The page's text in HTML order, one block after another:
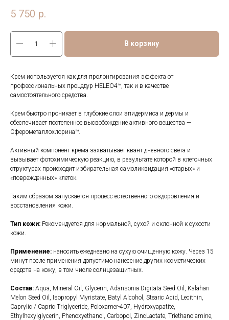
5 750 р.
В корзину
Крем используется как для пролонгирования эффекта от
профессиональных процедур HELEO4™, так и в качестве
самостоятельного средства.
Крем быстро проникает в глубокие слои эпидермиса и дермы и
обеспечивает постепенное высвобождение активного вещества —
Сферометаллохлорина™.
Активный компонент крема захватывает квант дневного света и
вызывает фотохимическую реакцию, в результате которой в клеточных
структурах происходит избирательная самоликвидация «старых» и
«поврежденных» клеток.
Таким образом запускается процесс естественного оздоровления и
восстановления кожи.
Тип кожи: Рекомендуется для нормальной, сухой и склонной к сухости
кожи.
Применение: наносить ежедневно на сухую очищенную кожу. Через 15
минут после применения допустимо нанесение других косметических
средств на кожу, в том числе солнцезащитных.
Состав: Aqua, Mineral Oil, Glycerin, Adansonia Digitata Seed Oil, Kalahari
Melon Seed Oil, Isopropyl Myristate, Batyl Alcohol, Stearic Acid, Lecithin,
Caprylic / Capric Triglyceride, Poloxamer-407, Hydroxyapatite,
Ethylhexylglycerin, Phenoxyethanol, Carbopol, ZincLactate, Triethanolamine,